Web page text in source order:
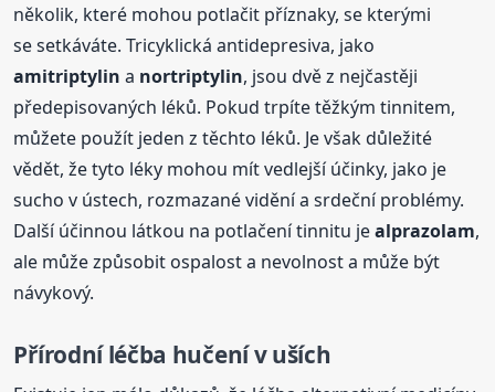
několik, které mohou potlačit příznaky, se kterými
se setkáváte. Tricyklická antidepresiva, jako
amitriptylin a nortriptylin, jsou dvě z nejčastěji
předepisovaných léků. Pokud trpíte těžkým tinnitem,
můžete použít jeden z těchto léků. Je však důležité
vědět, že tyto léky mohou mít vedlejší účinky, jako je
sucho v ústech, rozmazané vidění a srdeční problémy.
Další účinnou látkou na potlačení tinnitu jealprazolam,
ale může způsobit ospalost a nevolnost a může být
návykový.
Přírodní léčba hučení v uších